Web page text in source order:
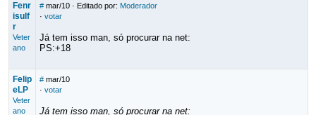
Fenr
isulf
r
Veter
ano
# mar/10· Editado por: Moderador
· votar
Já tem isso man, só procurar na net:
PS:+18
Felip
eLP
Veter
ano
# mar/10
· votar
Já tem isso man, só procurar na net: